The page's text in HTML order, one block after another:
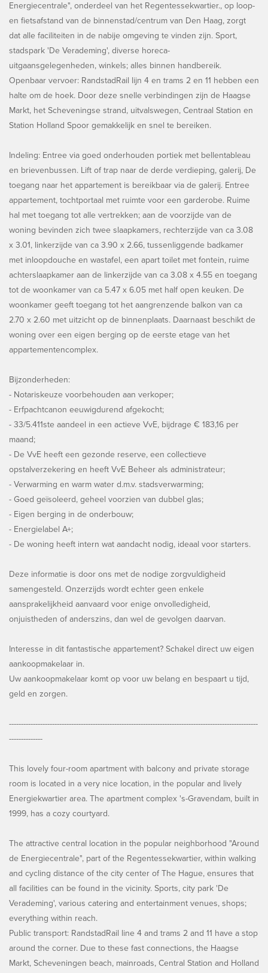
Energiecentrale", onderdeel van het Regentessekwartier., op loop-
en fietsafstand van de binnenstad/centrum van Den Haag, zorgt
dat alle faciliteiten in de nabije omgeving te vinden zijn. Sport,
stadspark 'De Verademing', diverse horeca-
uitgaansgelegenheden, winkels; alles binnen handbereik.
Openbaar vervoer: RandstadRail lijn 4 en trams 2 en 11 hebben een
halte om de hoek. Door deze snelle verbindingen zijn de Haagse
Markt, het Scheveningse strand, uitvalswegen, Centraal Station en
Station Holland Spoor gemakkelijk en snel te bereiken.
Indeling: Entree via goed onderhouden portiek met bellentableau
en brievenbussen. Lift of trap naar de derde verdieping, galerij, De
toegang naar het appartement is bereikbaar via de galerij. Entree
appartement, tochtportaal met ruimte voor een garderobe. Ruime
hal met toegang tot alle vertrekken; aan de voorzijde van de
woning bevinden zich twee slaapkamers, rechterzijde van ca 3.08
x 3.01, linkerzijde van ca 3.90 x 2.66, tussenliggende badkamer
met inloopdouche en wastafel, een apart toilet met fontein, ruime
achterslaapkamer aan de linkerzijde van ca 3.08 x 4.55 en toegang
tot de woonkamer van ca 5.47 x 6.05 met half open keuken. De
woonkamer geeft toegang tot het aangrenzende balkon van ca
2.70 x 2.60 met uitzicht op de binnenplaats. Daarnaast beschikt de
woning over een eigen berging op de eerste etage van het
appartementencomplex.
Bijzonderheden:
- Notariskeuze voorbehouden aan verkoper;
- Erfpachtcanon eeuwigdurend afgekocht;
- 33/5.411ste aandeel in een actieve VvE, bijdrage € 183,16 per
maand;
- De VvE heeft een gezonde reserve, een collectieve
opstalverzekering en heeft VvE Beheer als administrateur;
- Verwarming en warm water d.m.v. stadsverwarming;
- Goed geïsoleerd, geheel voorzien van dubbel glas;
- Eigen berging in de onderbouw;
- Energielabel A+;
- De woning heeft intern wat aandacht nodig, ideaal voor starters.
Deze informatie is door ons met de nodige zorgvuldigheid
samengesteld. Onzerzijds wordt echter geen enkele
aansprakelijkheid aanvaard voor enige onvolledigheid,
onjuistheden of anderszins, dan wel de gevolgen daarvan.
Interesse in dit fantastische appartement? Schakel direct uw eigen
aankoopmakelaar in.
Uw aankoopmakelaar komt op voor uw belang en bespaart u tijd,
geld en zorgen.
--------------------------------------------------------------------------------------------------------
--------------
This lovely four-room apartment with balcony and private storage
room is located in a very nice location, in the popular and lively
Energiekwartier area. The apartment complex 's-Gravendam, built in
1999, has a cozy courtyard.
The attractive central location in the popular neighborhood "Around
de Energiecentrale", part of the Regentessekwartier, within walking
and cycling distance of the city center of The Hague, ensures that
all facilities can be found in the vicinity. Sports, city park 'De
Verademing', various catering and entertainment venues, shops;
everything within reach.
Public transport: RandstadRail line 4 and trams 2 and 11 have a stop
around the corner. Due to these fast connections, the Haagse
Markt, Scheveningen beach, mainroads, Central Station and Holland